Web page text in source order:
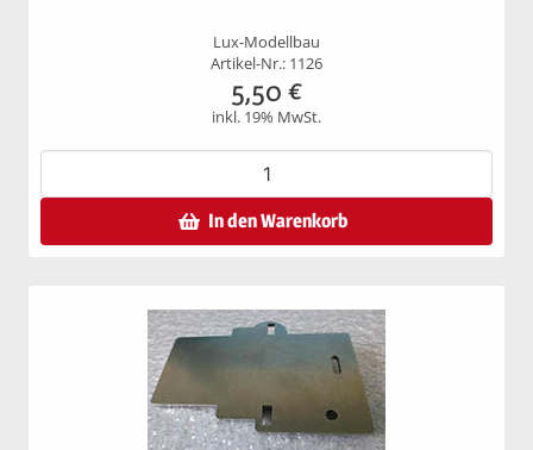
Lux-Modellbau
Artikel-Nr.: 1126
5,50 €
inkl. 19% MwSt.
In den Warenkorb